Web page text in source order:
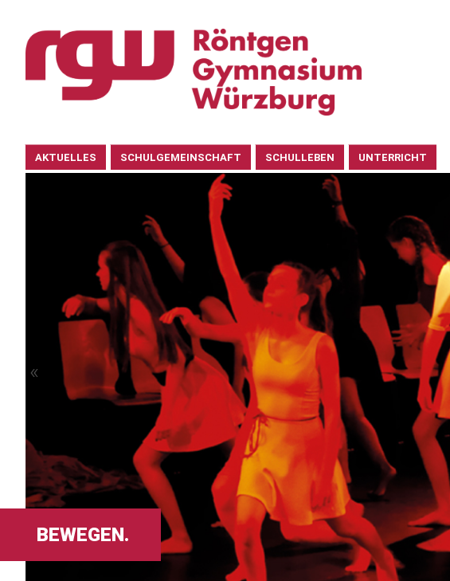
überspringen
AKTUELLES SCHULGEMEINSCHAFT SCHULLEBEN UNTERRICHT
BEWEGEN.
«